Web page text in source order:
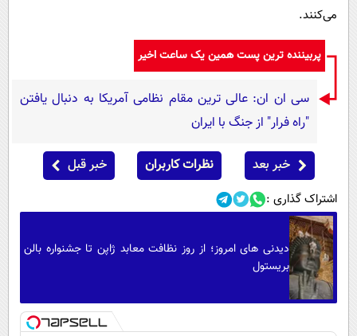
می‌کنند.
پربیننده ترین پست همین یک ساعت اخیر
سی ان ان: عالی ترین مقام نظامی آمریکا به دنبال یافتن
"راه فرار" از جنگ با ایران
خبر بعد نظرات کاربران خبر قبل
اشتراک گذاری :
دیدنی های امروز؛ از روز نظافت معابد ژاپن تا جشنواره بالن
بریستول